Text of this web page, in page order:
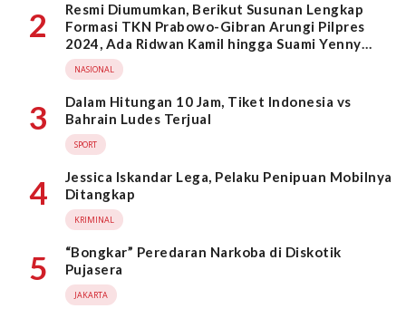
2
Resmi Diumumkan, Berikut Susunan Lengkap
Formasi TKN Prabowo-Gibran Arungi Pilpres
2024, Ada Ridwan Kamil hingga Suami Yenny
Wahid
NASIONAL
3
Dalam Hitungan 10 Jam, Tiket Indonesia vs
Bahrain Ludes Terjual
SPORT
4
Jessica Iskandar Lega, Pelaku Penipuan Mobilnya
Ditangkap
KRIMINAL
5
“Bongkar” Peredaran Narkoba di Diskotik
Pujasera
JAKARTA